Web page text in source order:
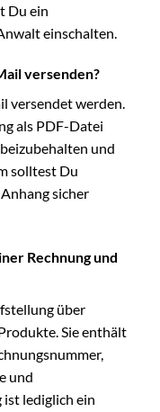
Du ein
einschalten.
versenden?
versendet werden.
als PDF-Datei
und
solltest Du
sicher
Rechnung und
über
Sie enthält
und
lediglich ein